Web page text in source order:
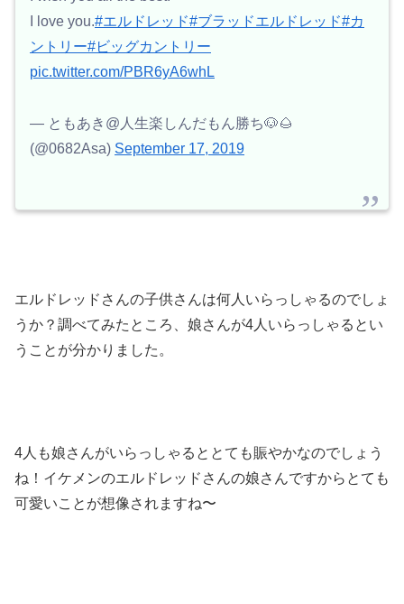
I love you.#エルドレッド#ブラッドエルドレッド#カ
ントリー#ビッグカントリー
pic.twitter.com/PBR6yA6whL
— ともあき@人生楽しんだもん勝ち🐶🌰
(@0682Asa) September 17, 2019
エルドレッドさんの子供さんは何人いらっしゃるのでしょ
うか？調べてみたところ、娘さんが4人いらっしゃるとい
うことが分かりました。
4人も娘さんがいらっしゃるととても賑やかなのでしょう
ね！イケメンのエルドレッドさんの娘さんですからとても
可愛いことが想像されますね〜